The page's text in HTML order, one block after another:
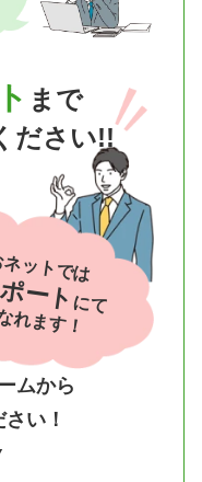
まで
ださい!!
ムから
い！
ットでは
ートにて
れます！